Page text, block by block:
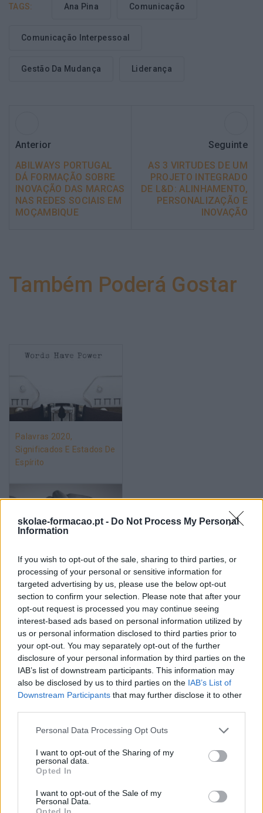
skolae-formacao.pt - Do Not Process My Personal
Information
If you wish to opt-out of the sale, sharing to third parties, or
processing of your personal or sensitive information for
targeted advertising by us, please use the below opt-out
section to confirm your selection. Please note that after your
opt-out request is processed you may continue seeing
interest-based ads based on personal information utilized by
us or personal information disclosed to third parties prior to
your opt-out. You may separately opt-out of the further
disclosure of your personal information by third parties on the
IAB’s list of downstream participants. This information may
also be disclosed by us to third parties on the IAB’s List of
Downstream Participants that may further disclose it to other
Please note that this website/app uses one or more Google
not limited to your visit or usage behaviour. You may click to
grant or deny consent to Google and its third-party tags to
use your data for below specified purposes in below Google
consent section.
Personal Data Processing Opt Outs
I want to opt-out of the Sharing of my
personal data.
Opted In
I want to opt-out of the Sale of my
Personal Data.
Opted In
TAGS: Ana Pina Comunicação
Comunicação Interpessoal
Gestão Da Mudança Liderança
Anterior
ABILWAYS PORTUGAL
DÁ FORMAÇÃO SOBRE
INOVAÇÃO DAS MARCAS
NAS REDES SOCIAIS EM
MOÇAMBIQUE
Seguinte
AS 3 VIRTUDES DE UM
PROJETO INTEGRADO
DE L&D: ALINHAMENTO,
PERSONALIZAÇÃO E
INOVAÇÃO
Também Poderá Gostar
Palavras 2020,
Significados E Estados De
Espírito
Capacidades Afetivas
Millennials E Geração Z
Não Há Frustração De
Sonhos, Há Esperança!